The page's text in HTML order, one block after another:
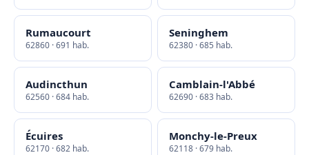
Rumaucourt
62860 · 691 hab.
Seninghem
62380 · 685 hab.
Audincthun
62560 · 684 hab.
Camblain-l'Abbé
62690 · 683 hab.
Écuires
62170 · 682 hab.
Monchy-le-Preux
62118 · 679 hab.